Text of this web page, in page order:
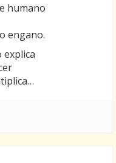
humano
engano.
explica